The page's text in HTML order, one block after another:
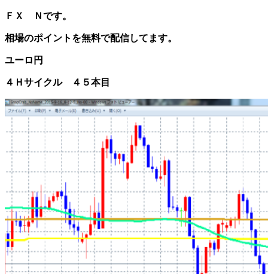
ＦＸ Ｎです。
相場のポイントを無料で配信してます。
ユーロ円
４Ｈサイクル ４５本目